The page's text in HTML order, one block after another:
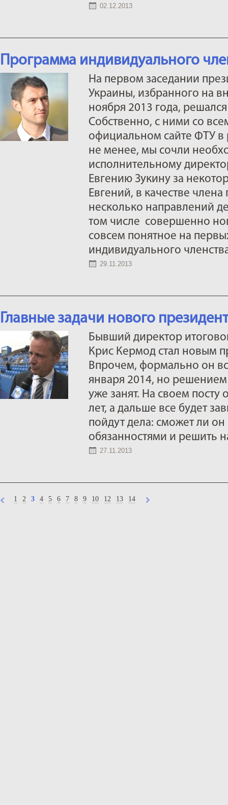
02.12.2013
Программа индивидуального
На первом заседании
Украины, избранного на
ноября 2013 года,
Собственно, с ними со
официальном сайте ФТУ в
не менее, мы сочли
исполнительному
Евгению Зукину за
Евгений, в качестве
несколько направлений
том числе совершенно
совсем понятное на
индивидуального
29.11.2013
Главные задачи нового
Бывший директор
Крис Кермод стал новым
Впрочем, формально он
января 2014, но
уже занят. На своем посту
лет, а дальше все будет
пойдут дела: сможет ли
обязанностями и решить
27.11.2013
1 2 3 4 5 6 7 8 9 10 12 13 14